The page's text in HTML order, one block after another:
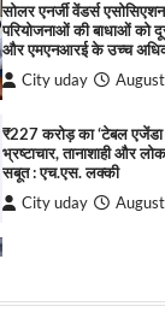
सोलर एनर्जी वेंडर्स
परियोजनाओं की बाधाओं को
और एमएनआरई के उच्च
City uday
₹227 करोड़ का ‘टेबल एजेंडा
भ्रष्टाचार, तानाशाही और
सबूत : एच.एस. लक्की
City uday
City uday
राहुल गाँधी ने खाई है वैश्विक
की कसम: देवशाली
City uday